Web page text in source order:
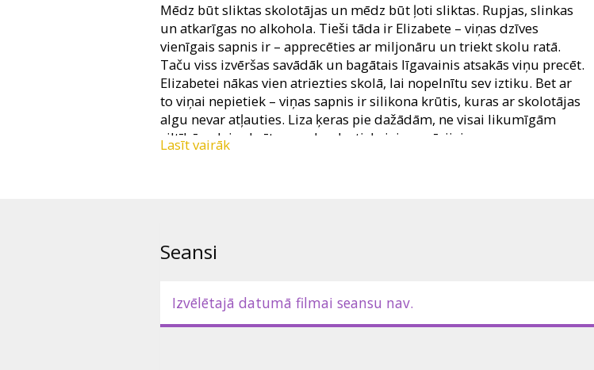
Mēdz būt sliktas skolotājas un mēdz būt ļoti sliktas. Rupjas, slinkas
un atkarīgas no alkohola. Tieši tāda ir Elizabete – viņas dzīves
vienīgais sapnis ir – apprecēties ar miljonāru un triekt skolu ratā.
Taču viss izvēršas savādāk un bagātais līgavainis atsakās viņu precēt.
Elizabetei nākas vien atriezties skolā, lai nopelnītu sev iztiku. Bet ar
to viņai nepietiek – viņas sapnis ir silikona krūtis, kuras ar skolotājas
algu nevar atļauties. Liza ķeras pie dažādām, ne visai likumīgām
viltībām, lai sakrātu naudu plastiskajai operācijai.
Filma angļu valodā ar subtitriem latviešu un krievu valodā.
Lasīt vairāk
Seansi
Izvēlētajā datumā filmai seansu nav.